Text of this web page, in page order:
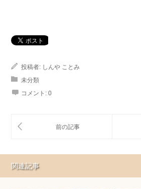
投稿者: しんや ことみ
未分類
コメント: 0
関連記事